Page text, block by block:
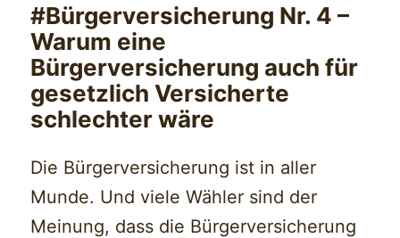
#Bürgerversicherung Nr. 4 –
Warum eine
Bürgerversicherung auch für
gesetzlich Versicherte
schlechter wäre
Die Bürgerversicherung ist in aller
Munde. Und viele Wähler sind der
Meinung, dass die Bürgerversicherung